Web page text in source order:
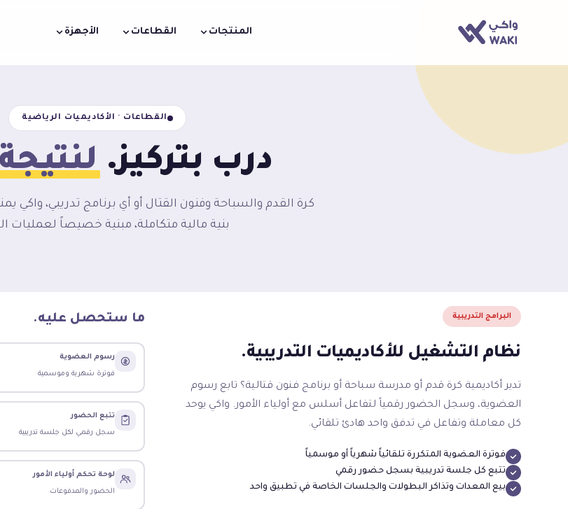
المنتجات القطاعات الأجهزة
القطاعات · الأكاديميات الرياضية
درب بتركيز.
كرة القدم والسباحة وفنون القتال أو أي برنامج تدريبي، واكي
بنية مالية متكاملة، مبنية خصيصاً لعمليات
البرامج التدريبية
نظام التشغيل للأكاديميات التدريبية.
تدير أكاديمية كرة قدم أو مدرسة سباحة أو برنامج فنون قتالية؟ تابع رسوم
العضوية، وسجل الحضور رقمياً لتفاعل أسلس مع أولياء الأمور. واكي يوحد
كل معاملة وتفاعل في تدفق واحد هادئ تلقائي.
فوترة العضوية المتكررة تلقائياً شهرياً أو موسمياً
تتبع كل جلسة تدريبية بسجل حضور رقمي
بيع المعدات وتذاكر البطولات والجلسات الخاصة في تطبيق واحد
ما ستحصل عليه.
رسوم العضوية
فوترة شهرية وموسمية
تتبع الحضور
سجل رقمي لكل جلسة تدريبية
لوحة تحكم أولياء الأمور
الحضور والمدفوعات